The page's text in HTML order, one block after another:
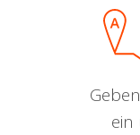
ein